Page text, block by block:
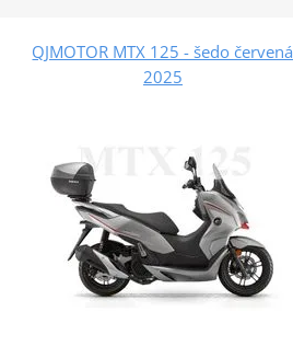
QJMOTOR MTX 125 - šedo červená
2025